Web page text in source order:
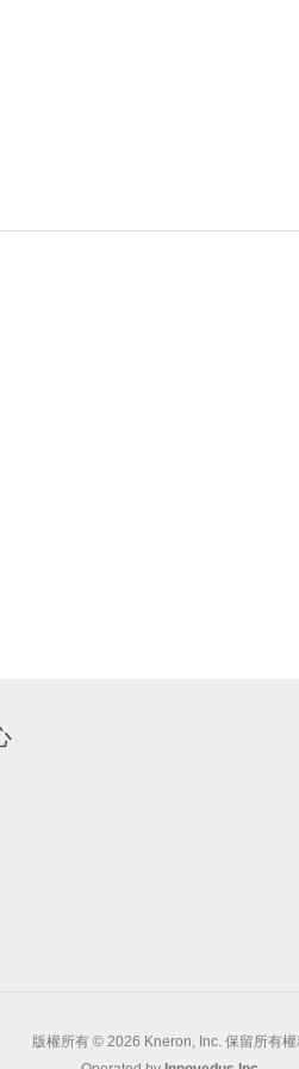
版權所有 © 2026 Kneron, Inc. 保留所有權